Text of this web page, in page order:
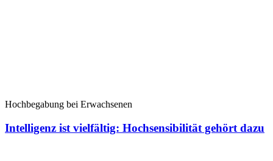
Hochbegabung bei Erwachsenen
Intelligenz ist vielfältig: Hochsensibilität gehört dazu